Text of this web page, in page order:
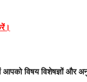
।
विषय विशेषज्ञों और